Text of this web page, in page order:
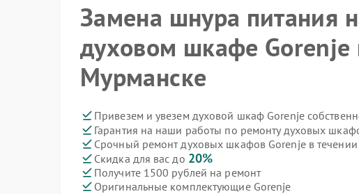
Замена шнура питания
духовом шкафе Gorenje
Мурманске
Привезем и увезем духовой шкаф Gorenje
Гарантия на наши работы по ремонту духовых
Срочный ремонт духовых шкафов Gorenje в течении
Скидка для вас до 20%
Получите 1500 рублей на ремонт
Оригинальные комплектующие Gorenje